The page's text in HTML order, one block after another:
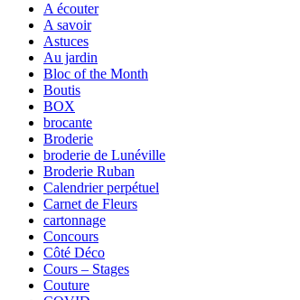
A écouter
A savoir
Astuces
Au jardin
Bloc of the Month
Boutis
BOX
brocante
Broderie
broderie de Lunéville
Broderie Ruban
Calendrier perpétuel
Carnet de Fleurs
cartonnage
Concours
Côté Déco
Cours – Stages
Couture